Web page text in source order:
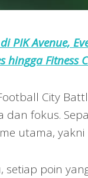
PIK Avenue,
hingga Fitness
City
fokus.
utama,
setiap poin